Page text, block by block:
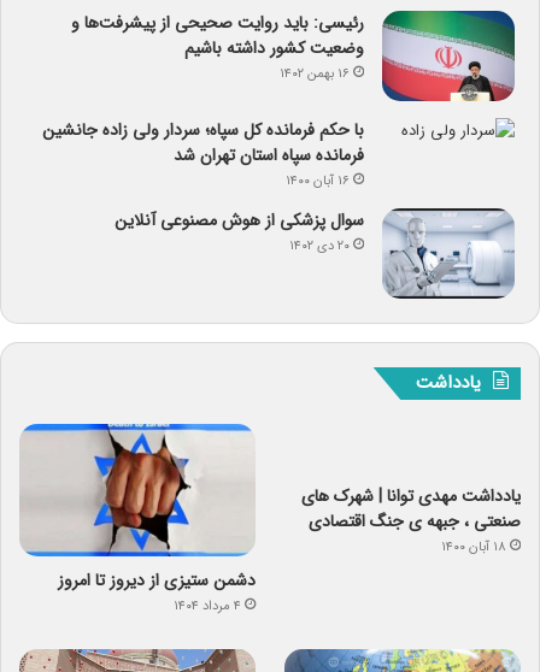
رئیسی: باید روایت صحیحی از پیشرفت‌ها و
وضعیت کشور داشته باشیم
۱۶ بهمن ۱۴۰۲
با حکم فرمانده کل سپاه؛ سردار ولی زاده جانشین
فرمانده سپاه استان تهران شد
۱۶ آبان ۱۴۰۰
سوال پزشکی از هوش مصنوعی آنلاین
۲۰ دی ۱۴۰۲
یادداشت
یادداشت مهدی توانا | شهرک های
صنعتی ، جبهه ی جنگ اقتصادی
۱۸ آبان ۱۴۰۰
دشمن ستیزی از دیروز تا امروز
۴ مرداد ۱۴۰۴